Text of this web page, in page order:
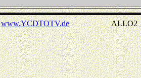
www.YCDTOTV.deALLO2 _